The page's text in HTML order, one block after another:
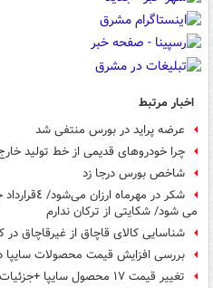
اخبار مرتبط
عرضه پراید در بورس منتفی شد
چرا خودروهای قدیمی از خط تولید
شاخص بورس درجا زد
شکر در
می شود/ شکایتی از ترکان ندارم
شناسایی کالای قاچاق از غیرقاچاق در
بررسی افزایش قیمت محصولات سایپا
تغییر قیمت ۱۷ محصول سایپا +جزئیات